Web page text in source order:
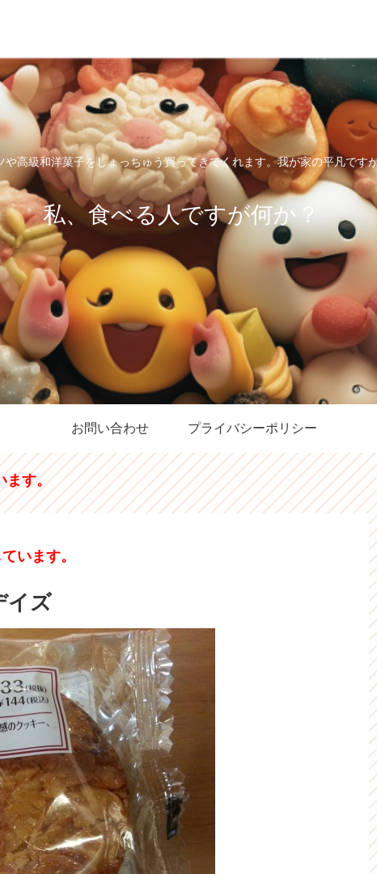
高級和洋菓子をしょっちゅう買ってきてくれます。我が家の平凡で
私、食べる人ですが何か？
お問い合わせ プライバシーポリシー
ます。
います。
イズ